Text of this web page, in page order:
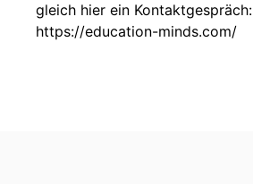
gleich hier ein Kontaktgespräch:
https://education-minds.com/